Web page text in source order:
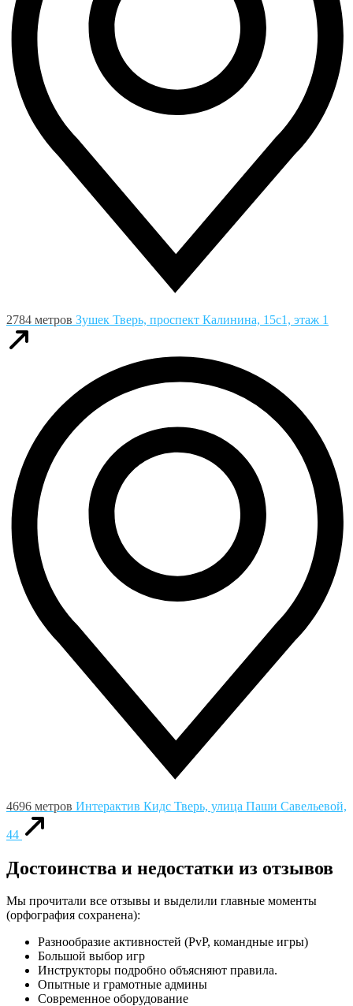
2784 метров Зушек Тверь, проспект Калинина, 15с1, этаж 1
4696 метров Интерактив Кидс Тверь, улица Паши Савельевой,
44
Достоинства и недостатки из отзывов
Мы прочитали все отзывы и выделили главные моменты
(орфография сохранена):
Разнообразие активностей (PvP, командные игры)
Большой выбор игр
Инструкторы подробно объясняют правила.
Опытные и грамотные админы
Современное оборудование